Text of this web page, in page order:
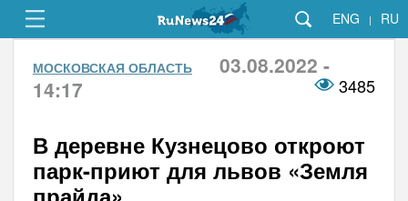
ENG | RU
МОСКОВСКАЯ ОБЛАСТЬ
03.08.2022 -
14:17
3485
В деревне Кузнецово откроют
парк-приют для львов «Земля